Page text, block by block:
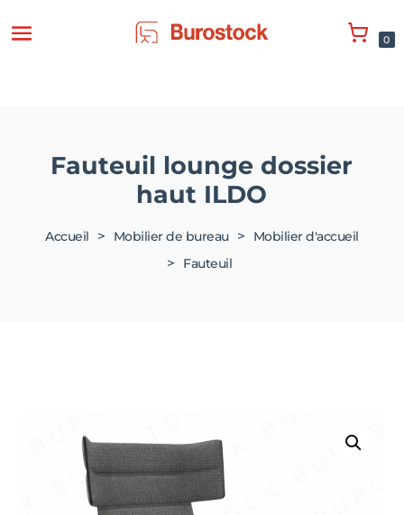
0
Fauteuil lounge dossier
haut ILDO
Accueil > Mobilier de bureau > Mobilier d'accueil
> Fauteuil